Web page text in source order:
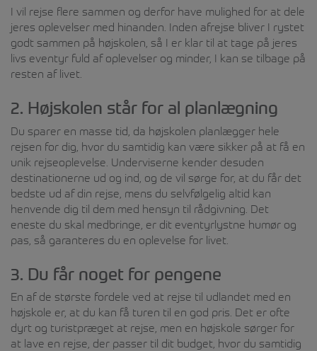
I vil rejse flere sammen og derfor have mulighed for at dele
jeres oplevelser med hinanden. Inden afrejse bliver I rystet
godt sammen på højskolen, så I er klar til at tage på jeres
livs eventyr fuld af oplevelser og minder, I kan se tilbage på
resten af livet.
2. Højskolen står for al planlægning
Du sparer en masse tid, da højskolen planlægger hele
rejsen for dig, hvor du samtidig kan være sikker på at få en
unik rejseoplevelse. Underviserne kender desuden
destinationerne ud og ind, og de vil sørge for, at du får det
bedste ud af din rejse, mens du selvfølgelig altid kan
henvende dig til dem med hensyn til rådgivning. Det
eneste du skal medbringe, er dit eventyrlystne humør og
pas, så garanteres du en oplevelse for livet.
3. Du får noget for pengene
En af de største fordele ved at rejse til udlandet med en
højskole er, at du kan få turen til en god pris. Det er ofte
dyrt og turistpræget at rejse, men en højskole sørger for
at lave en rejse, der passer til dit budget, hvor du samtidig